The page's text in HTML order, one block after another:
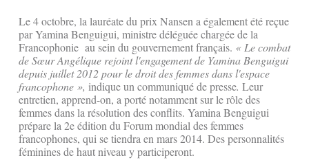
Le 4 octobre, la lauréate du prix Nansen a également été reçue
par Yamina Benguigui, ministre déléguée chargée de la
Francophonie au sein du gouvernement français. « Le combat
de Sœur Angélique rejoint l'engagement de Yamina Benguigui
depuis juillet 2012 pour le droit des femmes dans l'espace
francophone », indique un communiqué de presse. Leur
entretien, apprend-on, a porté notamment sur le rôle des
femmes dans la résolution des conflits. Yamina Benguigui
prépare la 2e édition du Forum mondial des femmes
francophones, qui se tiendra en mars 2014. Des personnalités
féminines de haut niveau y participeront.